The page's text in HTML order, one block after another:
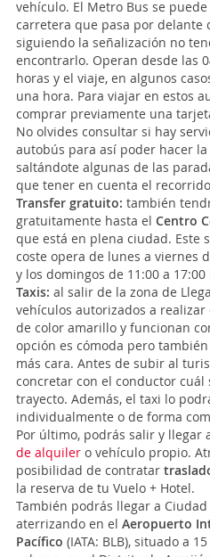
vehículo. El Metro Bus se
carretera que pasa por delante
siguiendo la señalización no
encontrarlo. Operan desde las
horas y el viaje, en algunos
una hora. Para viajar en estos
comprar previamente una
No olvides consultar si hay
autobús para así poder hacer
saltándote algunas de las
que tener en cuenta el
Transfer gratuito: también
gratuitamente hasta el Centro
que está en plena ciudad. Este
coste opera de lunes a viernes
y los domingos de 11:00 a 17:00
Taxis: al salir de la zona de
vehículos autorizados a realizar
de color amarillo y funcionan
opción es cómoda pero
más cara. Antes de subir al
concretar con el conductor
trayecto. Además, el taxi lo
individualmente o de forma
Por último, podrás salir y llegar
de alquiler o vehículo propio.
posibilidad de contratar
la reserva de tu Vuelo + Hotel.
También podrás llegar a Ciudad
aterrizando en el Aeropuerto
Pacífico (IATA: BLB), situado a